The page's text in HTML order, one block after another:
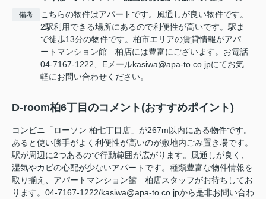
備考
こちらの物件はアパートです。風通しが良い物件です。
2駅利用できる場所にあるので利便性が高いです。駅ま
で徒歩13分の物件です。柏市エリアの賃貸情報がアパ
ートマンション館 柏店には豊富にございます。お電話
04-7167-1222、Eメールkasiwa@apa-to.co.jpにてお気
軽にお問い合わせください。
D-room柏6丁目のコメント(おすすめポイント)
コンビニ「ローソン 柏七丁目店」が267m以内にある物件です。
あると使い勝手がよく利便性が高いのが敷地内ごみ置き場です。
駅が周辺に2つあるので行動範囲が広がります。風通しが良く、
湿気やカビの心配が少ないアパートです。種類豊富な物件情報を
取り揃え、アパートマンション館 柏店スタッフがお待ちしてお
ります。04-7167-1222/kasiwa@apa-to.co.jpから是非お問い合わ